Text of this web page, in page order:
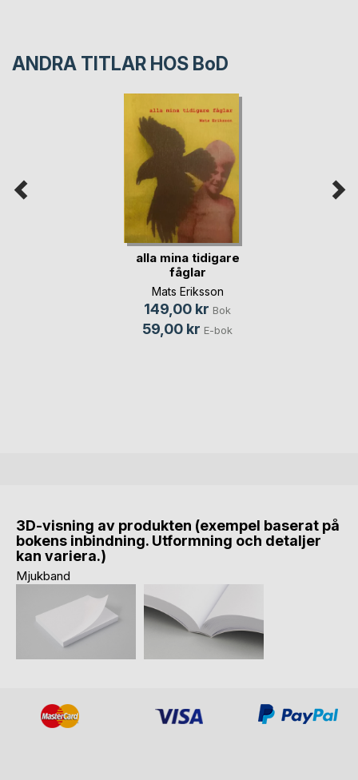
ANDRA TITLAR HOS BoD
alla mina tidigare
fåglar
Mats Eriksson
149,00 kr Bok
59,00 kr E-bok
3D-visning av produkten (exempel baserat på
bokens inbindning. Utformning och detaljer
kan variera.)
Mjukband